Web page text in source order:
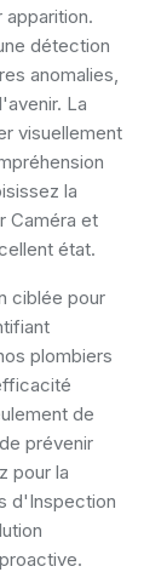
détection
anomalies,
La
visuellement
la
Caméra et
état.
ciblée pour
plombiers
de
prévenir
pour la
d'Inspection